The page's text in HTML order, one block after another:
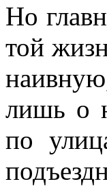
Но
той
лишь о
по